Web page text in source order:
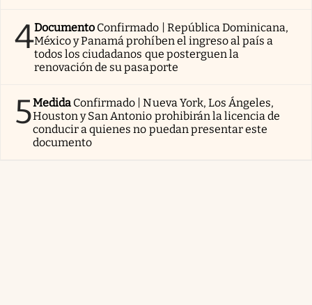
4Documento Confirmado | República Dominicana,
México y Panamá prohíben el ingreso al país a
todos los ciudadanos que posterguen la
renovación de su pasaporte
5Medida Confirmado | Nueva York, Los Ángeles,
Houston y San Antonio prohibirán la licencia de
conducir a quienes no puedan presentar este
documento